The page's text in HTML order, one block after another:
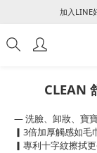
꒰ 新朋
加入LINE
CLEAN
— 洗臉、卸妝、寶
▎3倍加厚觸感如毛
▎專利十字紋擦拭